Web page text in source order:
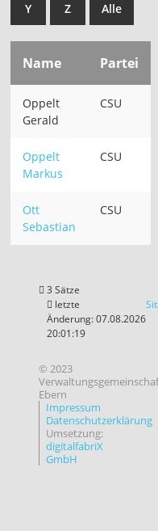
Y Z Alle
Name Partei
Oppelt
Gerald
CSU
Oppelt
Markus
CSU
Ott
Sebastian
CSU
3 Sätze
letzte
Änderung: 07.08.2026
20:01:19
© 2023
Ebern
Impressum
Datenschutzerklärung
Umsetzung:
digitalfabriX
GmbH